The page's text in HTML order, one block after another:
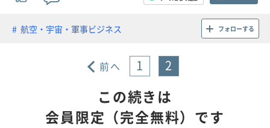
航空・宇宙・軍事ビジネス フォローする
前へ 1 2
この続きは
会員限定（完全無料）です